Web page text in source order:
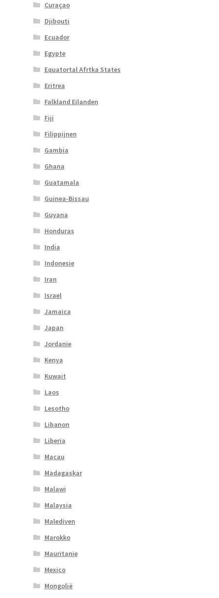
Curaçao
Djibouti
Ecuador
Egypte
Equatortal Afrtka States
Eritrea
Falkland Eilanden
Fiji
Filippijnen
Gambia
Ghana
Guatamala
Guinea-Bissau
Guyana
Honduras
India
Indonesie
Iran
Israel
Jamaica
Japan
Jordanie
Kenya
Kuwait
Laos
Lesotho
Libanon
Liberia
Macau
Madagaskar
Malawi
Malaysia
Malediven
Marokko
Mauritanie
Mexico
Mongolië